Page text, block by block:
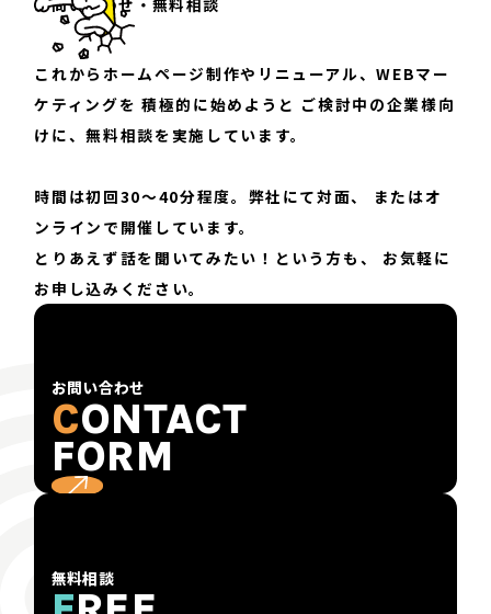
お問い合わせ・無料相談
これからホームページ制作やリニューアル、WEBマー
ケティングを 積極的に始めようと ご検討中の企業様向
けに、無料相談を実施しています。
時間は初回30〜40分程度。弊社にて対面、
またはオ
ンラインで開催しています。
とりあえず話を聞いてみたい！という方も、
お気軽に
お申し込みください。
お問い合わせ
CONTACT
FORM
無料相談